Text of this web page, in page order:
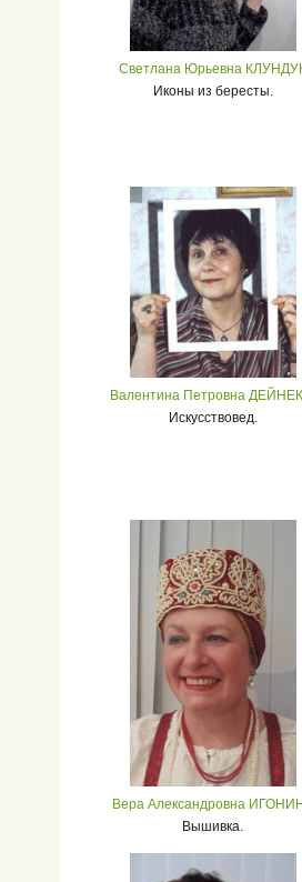
Светлана Юрьевна
Иконы из бересты.
Валентина Петровна
Искусствовед.
Вера Александровна
Вышивка.